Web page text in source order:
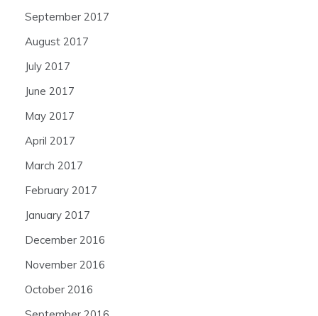
September 2017
August 2017
July 2017
June 2017
May 2017
April 2017
March 2017
February 2017
January 2017
December 2016
November 2016
October 2016